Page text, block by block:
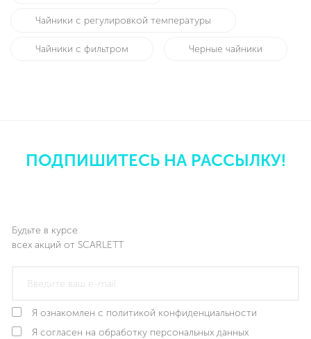
Чайники с регулировкой температуры
Чайники с фильтром Черные чайники
ПОДПИШИТЕСЬ НА РАССЫЛКУ!
Будьте в курсе
всех акций от SCARLETT
Я ознакомлен с политикой конфиденциальности
Я согласен на обработку персональных данных